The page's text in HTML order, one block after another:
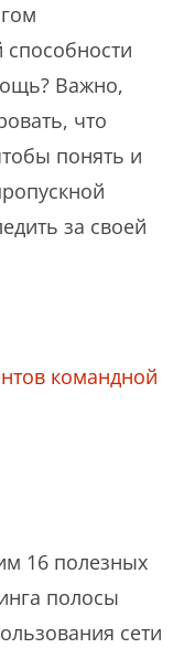
Важно,
что
понять и
за своей
командной
16 полезных
полосы
сети